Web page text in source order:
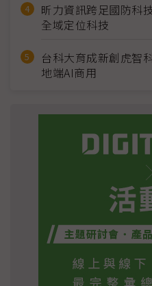
昕力資訊跨足國防科
全域定位科技
台科大育成新創虎智
地端AI商用